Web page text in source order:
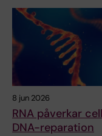
8 jun 2026
RNA påverkar
DNA-reparation